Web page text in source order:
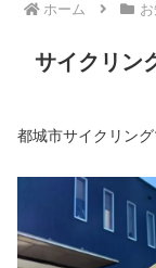
ホーム
サイクリン
都城市サイクリング